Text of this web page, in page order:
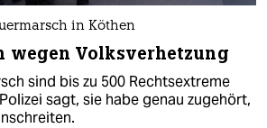
in Köthen
wegen Volksverhetzung
sind bis zu 500 Rechtsextreme
sagt, sie habe genau zugehört,